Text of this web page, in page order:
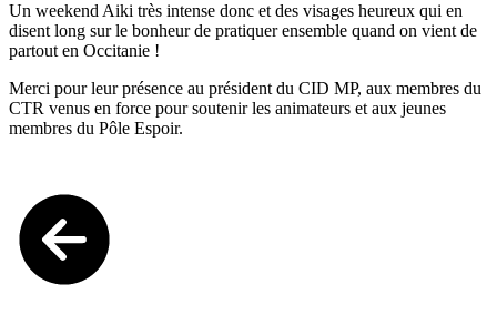
Un weekend Aiki très intense donc et des visages heureux qui en
disent long sur le bonheur de pratiquer ensemble quand on vient de
partout en Occitanie !
Merci pour leur présence au président du CID MP, aux membres du
CTR venus en force pour soutenir les animateurs et aux jeunes
membres du Pôle Espoir.